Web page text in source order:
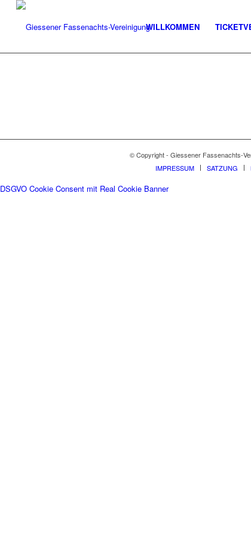
WILLKOMMEN
© Copyright - Giessener Fassenachts-
IMPRESSUM
SATZUNG
DSGVO Cookie Consent mit Real Cookie Banner